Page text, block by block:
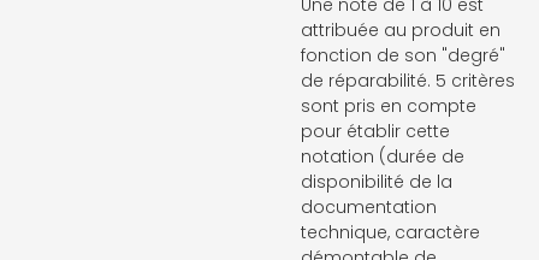
Une note de 1 à 10 est
attribuée au produit en
fonction de son "degré"
de réparabilité. 5 critères
sont pris en compte
pour établir cette
notation (durée de
disponibilité de la
documentation
technique, caractère